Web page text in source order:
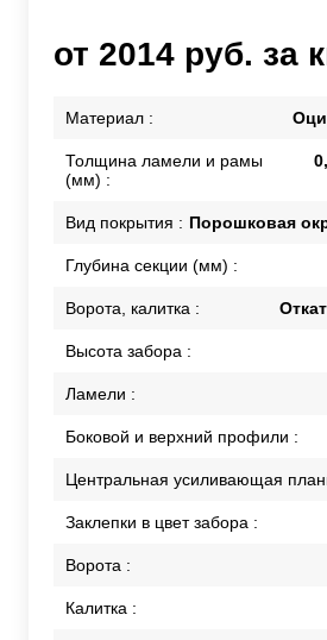
от 2014 руб. за
Материал :
Толщина ламели и рамы
(мм) :
Вид покрытия : Порошковая
Глубина секции (мм) :
Ворота, калитка :
Высота забора :
Ламели :
Боковой и верхний профили :
Центральная усиливающая
Заклепки в цвет забора :
Ворота :
Калитка :